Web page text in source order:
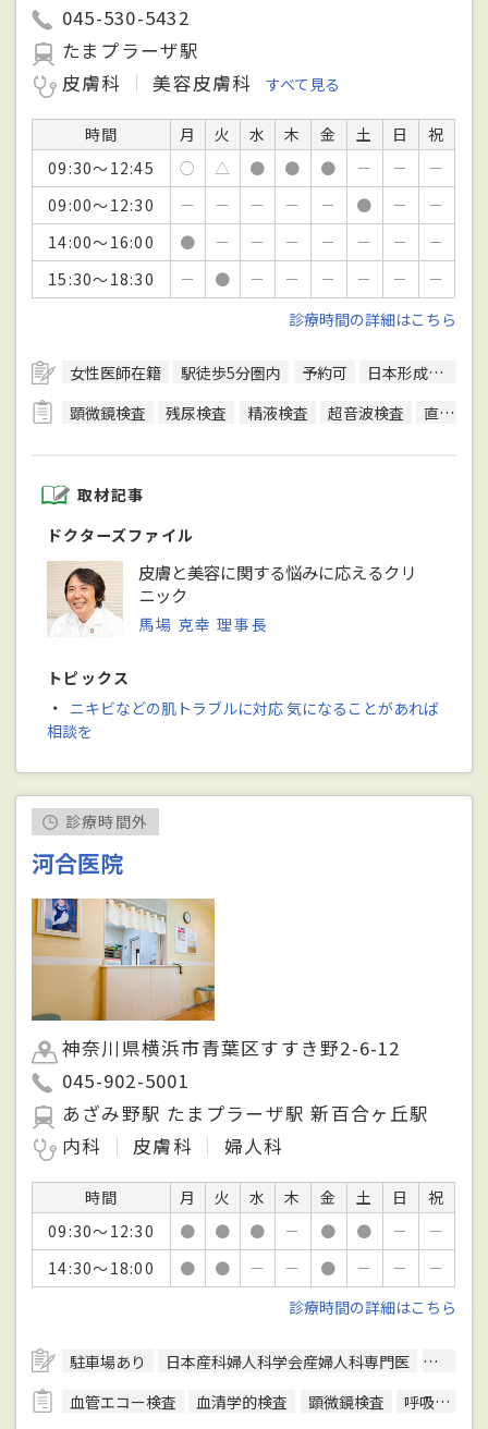
045-530-5432
たまプラーザ駅
皮膚科
美容皮膚科 すべて見る
時間 月 火 水 木 金 土 日
祝
09:30～12:45
○ △ ● ● ● － －
－
09:00～12:30
－ － － － － ● －
－
14:00～16:00
● － － － － － －
－
15:30～18:30
－ ● － － － － －
－
診療時間の詳細はこちら
女性医師在籍 駅徒歩5分圏内 予約可
日本形成外科学会形成外科専門医
顕微鏡検査
残尿検査 精液検査 超音波検査 直腸診
取材記事
ドクターズファイル
皮膚と美容に関する悩みに応えるクリ
ニック
馬場 克幸 理事長
トピックス
・ ニキビなどの肌トラブルに対応 気になることがあれば
相談を
診療時間外
河合医院
神奈川県横浜市青葉区すすき野2-6-12
045-902-5001
あざみ野駅 たまプラーザ駅 新百合ヶ丘駅
内科
皮膚科 婦人科
時間 月 火 水 木 金 土 日
祝
09:30～12:30
● ● ● － ● ● －
－
14:30～18:00
● ● － － ● － －
－
診療時間の詳細はこちら
駐車場あり 日本産科婦人科学会産婦人科専門医
英語対
血管エコー検査
血清学的検査 顕微鏡検査 呼吸機能検査（スパイロメトリー）